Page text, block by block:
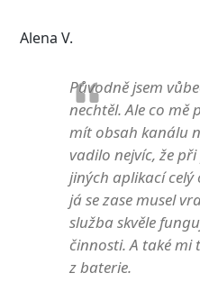
Alena V.
Původně jsem
nechtěl. Ale co mě
mít obsah kanálu
vadilo nejvíc, že
jiných aplikací
já se zase musel
služba skvěle
činnosti. A také mi
z baterie.